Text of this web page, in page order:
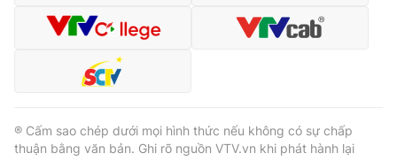
® Cấm sao chép dưới mọi hình thức nếu không có sự chấp
thuận bằng văn bản. Ghi rõ nguồn VTV.vn khi phát hành lại